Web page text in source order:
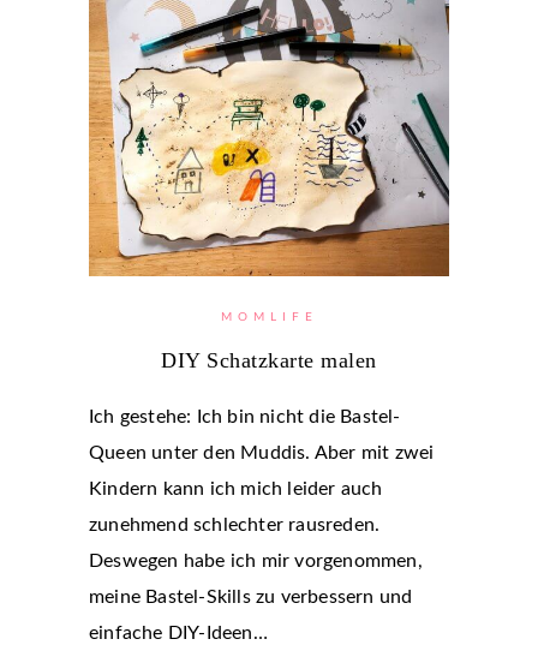
MOMLIFE
DIY Schatzkarte malen
Ich gestehe: Ich bin nicht die Bastel-
Queen unter den Muddis. Aber mit zwei
Kindern kann ich mich leider auch
zunehmend schlechter rausreden.
Deswegen habe ich mir vorgenommen,
meine Bastel-Skills zu verbessern und
einfache DIY-Ideen…